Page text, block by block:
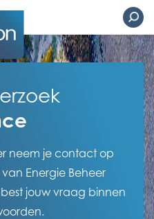
neem je contact op
Energie Beheer
jouw vraag binnen